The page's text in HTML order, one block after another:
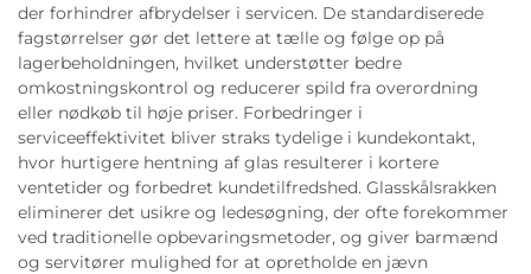
der forhindrer afbrydelser i servicen. De standardiserede
fagstørrelser gør det lettere at tælle og følge op på
lagerbeholdningen, hvilket understøtter bedre
omkostningskontrol og reducerer spild fra overordning
eller nødkøb til høje priser. Forbedringer i
serviceeffektivitet bliver straks tydelige i kundekontakt,
hvor hurtigere hentning af glas resulterer i kortere
ventetider og forbedret kundetilfredshed. Glasskålsrakken
eliminerer det usikre og ledesøgning, der ofte forekommer
ved traditionelle opbevaringsmetoder, og giver barmænd
og servitører mulighed for at opretholde en jævn